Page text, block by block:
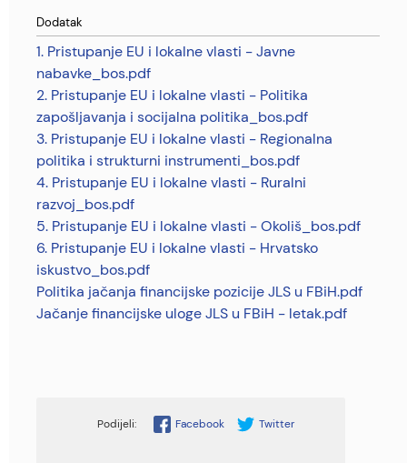
Dodatak
1. Pristupanje EU i lokalne vlasti - Javne
nabavke_bos.pdf
2. Pristupanje EU i lokalne vlasti - Politika
zapošljavanja i socijalna politika_bos.pdf
3. Pristupanje EU i lokalne vlasti - Regionalna
politika i strukturni instrumenti_bos.pdf
4. Pristupanje EU i lokalne vlasti - Ruralni
razvoj_bos.pdf
5. Pristupanje EU i lokalne vlasti - Okoliš_bos.pdf
6. Pristupanje EU i lokalne vlasti - Hrvatsko
iskustvo_bos.pdf
Politika jačanja financijske pozicije JLS u FBiH.pdf
Jačanje financijske uloge JLS u FBiH - letak.pdf
Facebook Twitter